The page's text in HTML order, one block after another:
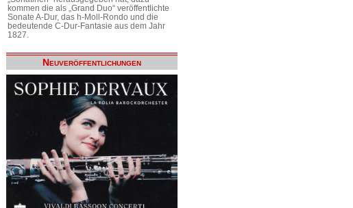
kommen die als „Grand Duo“ veröffentlichte
Sonate A-Dur, das h-Moll-Rondo und die
bedeutende C-Dur-Fantasie aus dem Jahr
1827.
Neuveröffentlichungen